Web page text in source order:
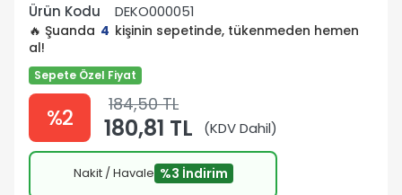
Ürün Kodu
DEKO000051
🔥 Şuanda 4 kişinin sepetinde, tükenmeden hemen
al!
Sepete Özel Fiyat
%2 184,50 TL
180,81 TL (KDV Dahil)
Nakit / Havale %3 İndirim